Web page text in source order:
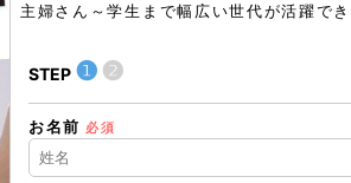
主婦さん～学生まで幅広い世代が活躍で
STEP ❶❷
お名前 必須